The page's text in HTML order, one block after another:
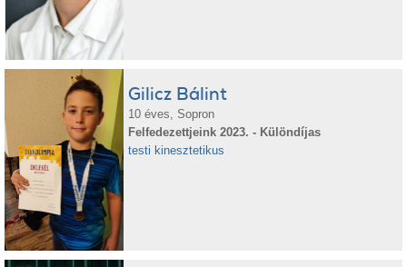
Gilicz Bálint
10 éves, Sopron
Felfedezettjeink 2023. - Különdíjas
testi kinesztetikus